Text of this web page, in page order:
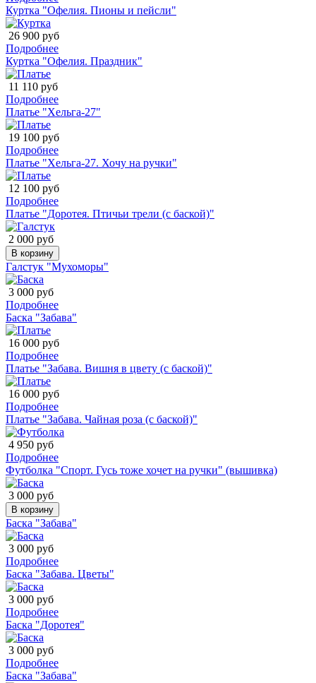
Куртка "Офелия. Пионы и пейсли"
26 900 руб
Подробнее
Куртка "Офелия. Праздник"
11 110 руб
Подробнее
Платье "Хельга-27"
19 100 руб
Подробнее
Платье "Хельга-27. Хочу на ручки"
12 100 руб
Подробнее
Платье "Доротея. Птичьи трели (с баской)"
2 000 руб
В корзину
Галстук "Мухоморы"
3 000 руб
Подробнее
Баска "Забава"
16 000 руб
Подробнее
Платье "Забава. Вишня в цвету (с баской)"
16 000 руб
Подробнее
Платье "Забава. Чайная роза (с баской)"
4 950 руб
Подробнее
Футболка "Спорт. Гусь тоже хочет на ручки" (вышивка)
3 000 руб
В корзину
Баска "Забава"
3 000 руб
Подробнее
Баска "Забава. Цветы"
3 000 руб
Подробнее
Баска "Доротея"
3 000 руб
Подробнее
Баска "Забава"